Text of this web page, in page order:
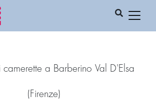
a Barberino Val D'Elsa
(Firenze)